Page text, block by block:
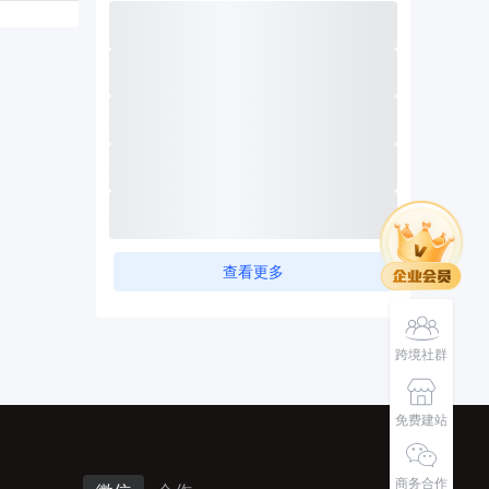
查看更多
跨境社群
免费建站
商务合作